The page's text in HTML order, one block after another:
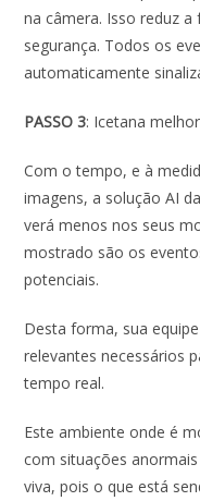
na câmera. Isso reduz a
segurança. Todos os
automaticamente
PASSO 3: Icetana
Com o tempo, e à
imagens, a solução AI
verá menos nos seus
mostrado são os
potenciais.
Desta forma, sua
relevantes necessários
tempo real.
Este ambiente onde é
com situações
viva, pois o que está